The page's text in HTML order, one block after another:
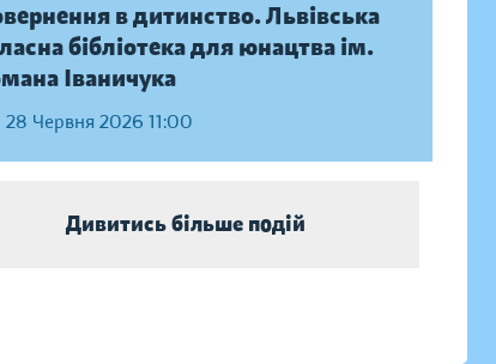
в дитинство. Львівська
бібліотека для юнацтва ім.
Іваничука
28 Червня 2026 11:00
Дивитись більше подій